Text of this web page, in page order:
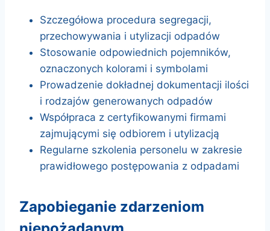
Szczegółowa procedura segregacji,
przechowywania i utylizacji odpadów
Stosowanie odpowiednich pojemników,
oznaczonych kolorami i symbolami
Prowadzenie dokładnej dokumentacji ilości
i rodzajów generowanych odpadów
Współpraca z certyfikowanymi firmami
zajmującymi się odbiorem i utylizacją
Regularne szkolenia personelu w zakresie
prawidłowego postępowania z odpadami
zapobieganie zdarzeniom